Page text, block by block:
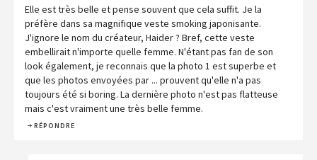
Elle est très belle et pense souvent que cela suffit. Je la
préfère dans sa magnifique veste smoking japonisante.
J'ignore le nom du créateur, Haider ? Bref, cette veste
embellirait n'importe quelle femme. N'étant pas fan de son
look également, je reconnais que la photo 1 est superbe et
que les photos envoyées par ... prouvent qu'elle n'a pas
toujours été si boring. La dernière photo n'est pas flatteuse
mais c'est vraiment une très belle femme.
RÉPONDRE